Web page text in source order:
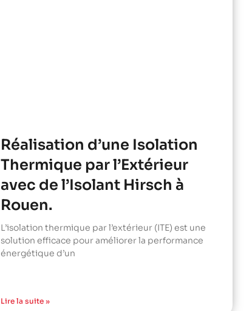
Réalisation d’une Isolation
Thermique par l’Extérieur
avec de l’Isolant Hirsch à
Rouen.
L’isolation thermique par l’extérieur (ITE) est une
solution efficace pour améliorer la performance
énergétique d’un
Lire la suite »